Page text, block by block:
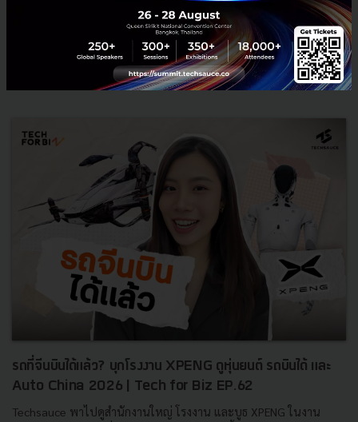
อัพได้เป็นครั้งแรก แต่ภาครัฐจะเลือกลงทุน...
สิงหาคม 3, 2026| By Techsauce Team
Startup investment
รถที่จีนบินได้แล้ว? บุกโรงงาน XPENG ดูหุ่นยนต์ รถบินได้ และ
Auto China 2026 | Tech for Biz EP.62
Techsauce พาไปดูสำนักงานใหญ่ โรงงาน และบูธ XPENG ในงาน